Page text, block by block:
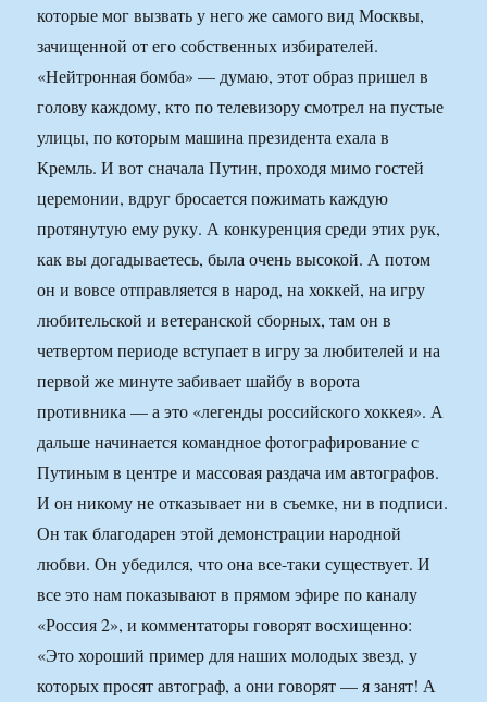
которые мог вызвать у него же самого вид Москвы,
зачищенной от его собственных избирателей.
«Нейтронная бомба» — думаю, этот образ пришел в
голову каждому, кто по телевизору смотрел на пустые
улицы, по которым машина президента ехала в
Кремль. И вот сначала Путин, проходя мимо гостей
церемонии, вдруг бросается пожимать каждую
протянутую ему руку. А конкуренция среди этих рук,
как вы догадываетесь, была очень высокой. А потом
он и вовсе отправляется в народ, на хоккей, на игру
любительской и ветеранской сборных, там он в
четвертом периоде вступает в игру за любителей и на
первой же минуте забивает шайбу в ворота
противника — а это «легенды российского хоккея». А
дальше начинается командное фотографирование с
Путиным в центре и массовая раздача им автографов.
И он никому не отказывает ни в съемке, ни в подписи.
Он так благодарен этой демонстрации народной
любви. Он убедился, что она все-таки существует. И
все это нам показывают в прямом эфире по каналу
«Россия 2», и комментаторы говорят восхищенно:
«Это хороший пример для наших молодых звезд, у
которых просят автограф, а они говорят — я занят! А